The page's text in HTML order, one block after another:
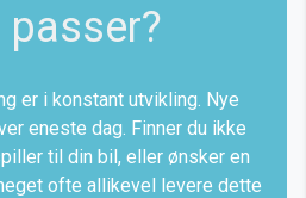
er i konstant utvikling. Nye
eneste dag. Finner du ikke
til din bil, eller ønsker en
ofte allikevel levere dette